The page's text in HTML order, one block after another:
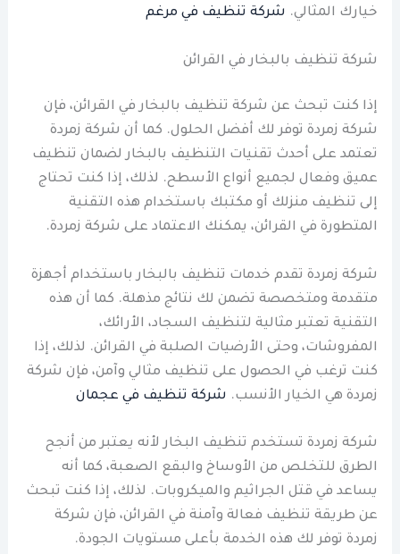
خيارك المثالي. شركة تنظيف في مرغم
شركة تنظيف بالبخار في القرائن
إذا كنت تبحث عن شركة تنظيف بالبخار في القرائن، فإن
شركة زمردة توفر لك أفضل الحلول. كما أن شركة زمردة
تعتمد على أحدث تقنيات التنظيف بالبخار لضمان تنظيف
عميق وفعال لجميع أنواع الأسطح. لذلك، إذا كنت تحتاج
إلى تنظيف منزلك أو مكتبك باستخدام هذه التقنية
المتطورة في القرائن، يمكنك الاعتماد على شركة زمردة.
شركة زمردة تقدم خدمات تنظيف بالبخار باستخدام أجهزة
متقدمة ومتخصصة تضمن لك نتائج مذهلة. كما أن هذه
التقنية تعتبر مثالية لتنظيف السجاد، الأرائك،
المفروشات، وحتى الأرضيات الصلبة في القرائن. لذلك، إذا
كنت ترغب في الحصول على تنظيف مثالي وآمن، فإن شركة
زمردة هي الخيار الأنسب. شركة تنظيف في عجمان
شركة زمردة تستخدم تنظيف البخار لأنه يعتبر من أنجح
الطرق للتخلص من الأوساخ والبقع الصعبة، كما أنه
يساعد في قتل الجراثيم والميكروبات. لذلك، إذا كنت تبحث
عن طريقة تنظيف فعالة وآمنة في القرائن، فإن شركة
زمردة توفر لك هذه الخدمة بأعلى مستويات الجودة.